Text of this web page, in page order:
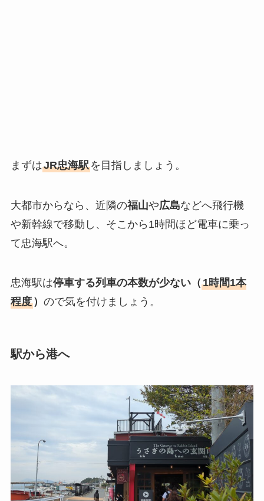
まずはJR忠海駅を目指しましょう。
大都市からなら、近隣の福山や広島などへ飛行機
や新幹線で移動し、そこから1時間ほど電車に乗っ
て忠海駅へ。
忠海駅は停車する列車の本数が少ない（1時間1本
程度） ので気を付けましょう。
駅から港へ